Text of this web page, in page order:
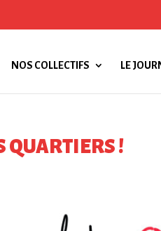
NOS COLLECTIFS LE
QUARTIERS !